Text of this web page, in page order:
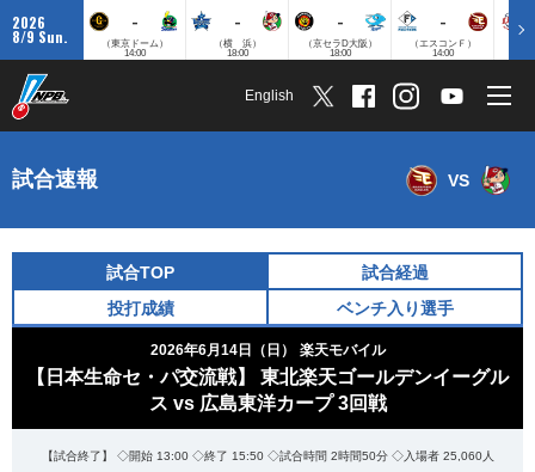
2026
8/9 Sun.
-
（東京ドーム）
14:00
-
（横 浜）
18:00
-
（京セラD大阪）
18:00
-
（エスコンＦ）
14:00
English
試合速報 VS
試合TOP
試合経過
投打成績
ベンチ入り選手
2026年6月14日（日） 楽天モバイル
【日本生命セ・パ交流戦】 東北楽天ゴールデンイーグル
ス vs 広島東洋カープ 3回戦
【試合終了】 ◇開始 13:00 ◇終了 15:50 ◇試合時間 2時間50分 ◇入場者 25,060人